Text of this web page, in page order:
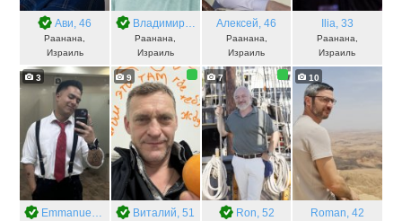
Ави, 46
Раанана,
Израиль
Владимир, 42
Раанана,
Израиль
Алексей, 46
Раанана,
Израиль
Ilia, 33
Раанана,
Израиль
3
Emmanuel , 26
9
Виталий, 51
7
Ron, 52
10
Roman, 42